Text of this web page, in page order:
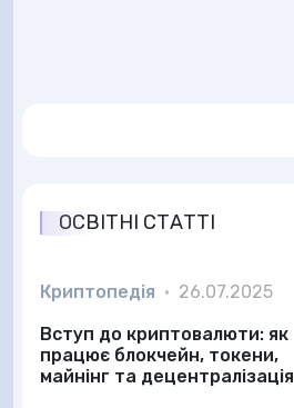
ОСВІТНІ СТАТТІ
Криптопедія • 26.07.2025
Вступ до криптовалюти: як
працює блокчейн, токени,
майнінг та децентралізація